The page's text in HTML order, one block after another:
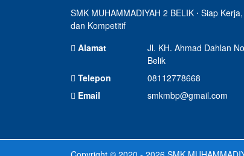
SMK MUHAMMADIYAH 2 BELIK ⋅ Siap
dan Kompetitif
Alamat
Jl. KH. Ahmad Dahlan
Belik
Telepon
08112778668
Email
smkmbp@gmail.com